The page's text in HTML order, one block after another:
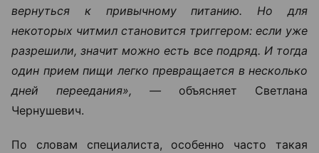
Кому читмил помогает, а кому
может только навредить